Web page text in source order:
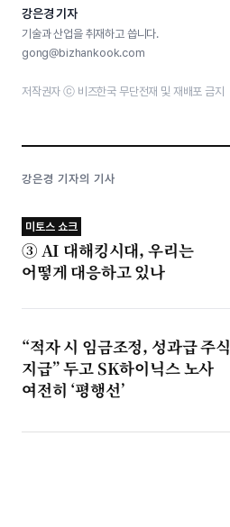
강은경 기자
기술과 산업을 취재하고 씁니다.
gong@bizhankook.com
저작권자 ⓒ 비즈한국 무단전재 및 재배포 금지
강은경 기자의 기사
미토스 쇼크
③ AI 대해킹시대, 우리는
어떻게 대응하고 있나
“적자 시 임금조정, 성과급 주식
지급” 두고 SK하이닉스 노사
여전히 ‘평행선’